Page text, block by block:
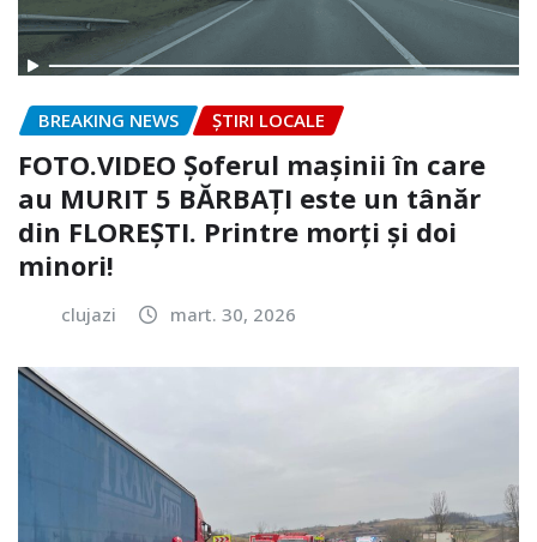
BREAKING NEWS ȘTIRI LOCALE
FOTO.VIDEO Șoferul mașinii în care
au MURIT 5 BĂRBAȚI este un tânăr
din FLOREȘTI. Printre morți și doi
minori!
clujazi mart. 30, 2026